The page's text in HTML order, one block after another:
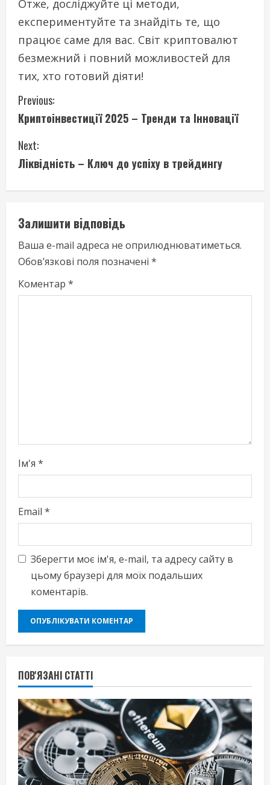
Отже, досліджуйте ці методи,
експериментуйте та знайдіть те, що
працює саме для вас. Світ криптовалют
безмежний і повний можливостей для
тих, хто готовий діяти!
C
o
n
n
u
e
R
g
Previous:
Криптоінвестиції 2025 – Тренди та Інновації
Next:
Ліквідність – Ключ до успіху в трейдингу
Залишити відповідь
Ваша e-mail адреса не оприлюднюватиметься.
Обов’язкові поля позначені *
Коментар *
Ім'я *
Email *
Зберегти моє ім'я, e-mail, та адресу сайту в
цьому браузері для моїх подальших
коментарів.
ПОВ'ЯЗАНІ СТАТТІ